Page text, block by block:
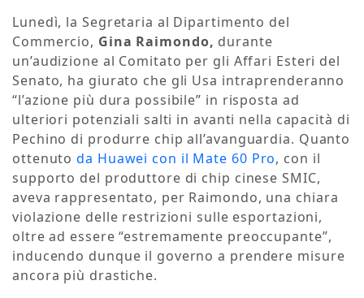
Lunedì, la Segretaria al Dipartimento del
Commercio, Gina Raimondo, durante
un’audizione al Comitato per gli Affari Esteri del
Senato, ha giurato che gli Usa intraprenderanno
“l’azione più dura possibile” in risposta ad
ulteriori potenziali salti in avanti nella capacità di
Pechino di produrre chip all’avanguardia. Quanto
ottenutoda Huawei con il Mate 60 Pro, con il
supporto del produttore di chip cinese SMIC,
aveva rappresentato, per Raimondo, una chiara
violazione delle restrizioni sulle esportazioni,
oltre ad essere “estremamente preoccupante”,
inducendo dunque il governo a prendere misure
ancora più drastiche.